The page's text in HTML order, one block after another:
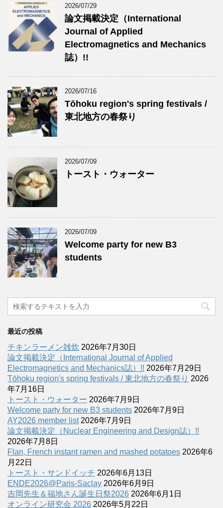
2026/07/29
論文掲載決定（International
Journal of Applied
Electromagnetics and Mechanics
誌）!!
2026/07/16
Tōhoku region's spring festivals /
東北地方の春祭り
2026/07/09
トースト・ウォーター
2026/07/09
Welcome party for new B3
students
最近の投稿
チキンラーメン雑炊 2026年7月30日
論文掲載決定（International Journal of Applied
Electromagnetics and Mechanics誌）!! 2026年7月29日
Tōhoku region's spring festivals / 東北地方の春祭り 2026
年7月16日
トースト・ウォーター 2026年7月9日
Welcome party for new B3 students 2026年7月9日
AY2026 member list 2026年7月9日
論文掲載決定（Nuclear Engineering and Design誌）!!
2026年7月8日
Flan, French instant ramen and mashed potatoes 2026年6
月22日
トースト・サンドイッチ 2026年6月13日
ENDE2026@Paris-Saclay 2026年6月9日
吉岡先生＆福地さん誕生日祭2026 2026年6月1日
オンライン研究会 2026 2026年5月22日